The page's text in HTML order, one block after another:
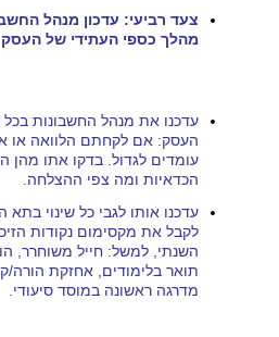
צעד רביעי: עדכון מנהל
מהלך כספי העתידי של העסק
עדכנו את מנהל החשבונות
העסק: אם לקחתם הלוואה או
עומדים לגדול. בדקו אתו מהן
הכדאיות ומה צפי ההצלחה.
עדכנו אותו לגבי כל שינוי
לקבל את מקסימום נקודות
השנתי, למשל: חייל משוחרר,
תואר בלימודים, אחזקת
מדרגה ראשונה במוסד סיעודי.